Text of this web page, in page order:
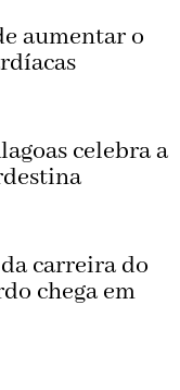
aumentar o
celebra a
carreira do
chega em